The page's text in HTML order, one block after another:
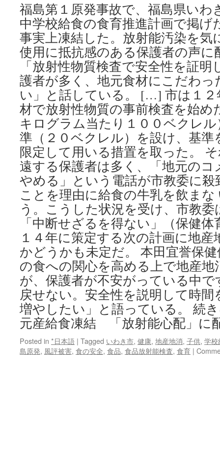
福島第１原発事故で、福島県いわ
中学校給食の食育推進計画で掲げ
事実上凍結した。放射能汚染を気
使用に抵抗感のある保護者の声に
「放射性物質検査で安全性を証
護者が多く、地元食材にこだわ
い」と話している。 […] 市は１２
材で放射性物質の事前検査を始め
キログラム当たり１００ベクレ
準（２０ベクレル）を設け、基
限定して用いる措置を取った。
遠する保護者は多く、「地元の
やめる」という電話が市教委に
ことを理由に給食の牛乳を飲ま
う。こうした状況を受け、市教
「中断せざるを得ない」（保健
１４年に策定する次の計画に地
かどうかも未定だ。 本田宜誉保
の食への関心を高める上で地産地
が、保護者が不安がっている中
戻せない。安全性を説明して時
増やしたい」と語っている。
元産給食凍結 「放射能心配」に
Posted in *日本語 | Tagged いわき市, 健康, 地産地消, 子供, 学校
島原発, 風評被害, 食の安全, 食品, 食品放射能検査, 食育 |